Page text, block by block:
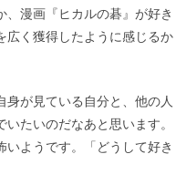
漫画『ヒカルの碁』が好き
広く獲得したように感じるか
が見ている自分と、他の人
たいのだなあと思います。
ようです。「どうして好き